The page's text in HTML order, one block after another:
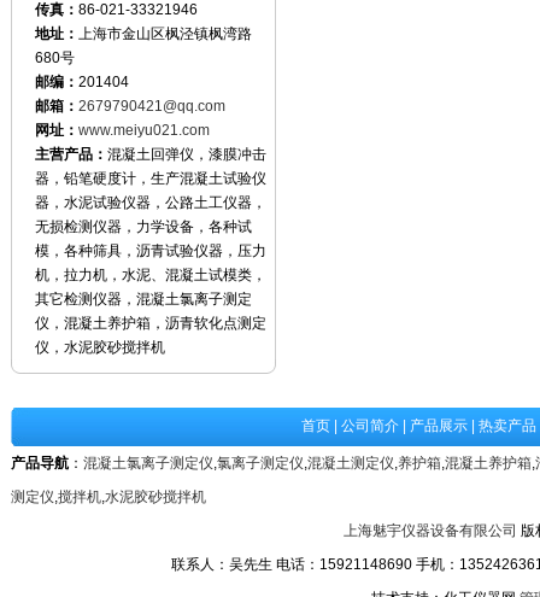
传真： 86-021-33321946
地址： 上海市金山区枫泾镇枫湾路
680号
邮编： 201404
邮箱： 2679790421@qq.com
网址： www.meiyu021.com
主营产品： 混凝土回弹仪，漆膜冲击
器，铅笔硬度计，生产混凝土试验仪
器，水泥试验仪器，公路土工仪器，
无损检测仪器，力学设备，各种试
模，各种筛具，沥青试验仪器，压力
机，拉力机，水泥、混凝土试模类，
其它检测仪器，混凝土氯离子测定
仪，混凝土养护箱，沥青软化点测定
仪，水泥胶砂搅拌机
首页 公司简介 产品展示 热卖产品
产品导航 ： 混凝土氯离子测定仪,氯离子测定仪,混凝土测定仪,养护箱,混凝土养护箱,
测定仪,搅拌机,水泥胶砂搅拌机
上海魅宇仪器设备有限公司 版
联系人：吴先生 电话：15921148690 手机：